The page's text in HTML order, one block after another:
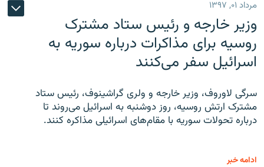
مرداد ۰۱, ۱۳۹۷
وزیر خارجه و رئیس‌ ستاد مشترک
روسیه برای مذاکرات درباره سوریه به
اسرائیل سفر می‌کنند
سرگی لاوروف، وزیر خارجه و ولری گراشینوف، رئیس ستاد
مشترک ارتش روسیه، روز دوشنبه به اسرائیل می‌روند تا
درباره تحولات سوریه با مقام‌های اسرائیلی مذاکره کنند.
ادامه خبر